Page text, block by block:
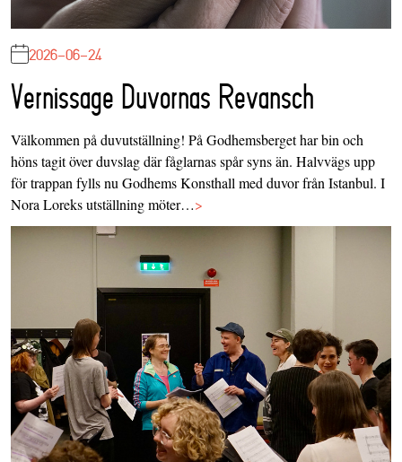
2026-06-24
Vernissage Duvornas Revansch
Välkommen på duvutställning! På Godhemsberget har bin och
höns tagit över duvslag där fåglarnas spår syns än. Halvvägs upp
för trappan fylls nu Godhems Konsthall med duvor från Istanbul. I
Nora Loreks utställning möter…>